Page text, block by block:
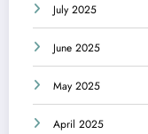
July 2025
June 2025
May 2025
April 2025